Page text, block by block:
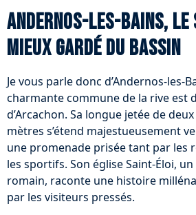
Andernos-les-Bains,
mieux gardé du Bassin
Je vous parle donc d’Andernos-les-
charmante commune de la rive est
d’Arcachon. Sa longue jetée de
mètres s’étend majestueusement
une promenade prisée tant par les
les sportifs. Son église Saint-Éloi,
romain, raconte une histoire
par les visiteurs pressés.